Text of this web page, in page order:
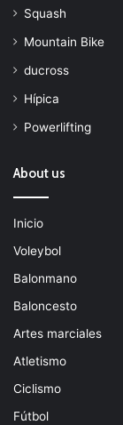
Squash
Mountain Bike
ducross
Hípica
Powerlifting
About us
Inicio
Voleybol
Balonmano
Baloncesto
Artes marciales
Atletismo
Ciclismo
Fútbol